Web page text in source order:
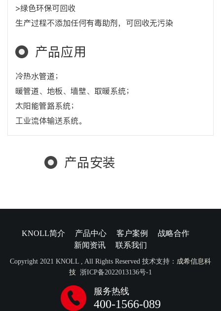
>绿色环保可回收
生产过程不添加任何有毒助剂，可回收无污染
产品应用
冷热水管道；
暖管道、地板、墙壁、取暖系统；
太阳能管路系统；
工业流体输送系统。
产品安装
KNOLL简介 产品中心 客户案例
战略合作
新闻资讯
联系我们
Copyright 2021 KNOLL , All Rights Reserved 技术支持： 成希信息科
技 浙ICP备2022013136号-1
服务热线
400-1566-089